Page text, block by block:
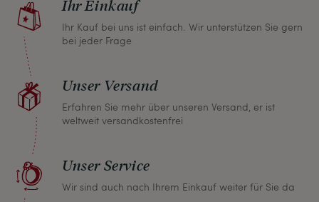
Kaufpreis.Ihr Einkauf
Ihr Kauf bei uns ist einfach. Wir unterstützen Sie gern
bei jeder Frage
Unser Versand
Erfahren Sie mehr über unseren Versand, er ist
weltweit versandkostenfrei
Unser Service
Wir sind auch nach Ihrem Einkauf weiter für Sie da